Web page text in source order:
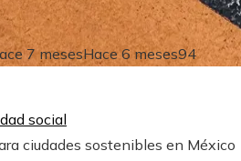
7 mesesHace 6 meses94
social
ciudades sostenibles en México